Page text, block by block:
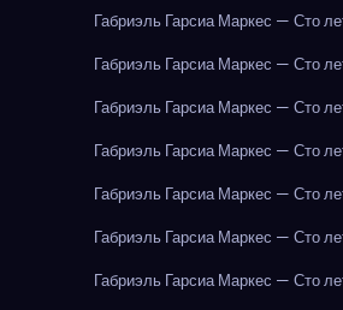
Габриэль Гарсиа Маркес — Сто
Габриэль Гарсиа Маркес — Сто
Габриэль Гарсиа Маркес — Сто
Габриэль Гарсиа Маркес — Сто
Габриэль Гарсиа Маркес — Сто
Габриэль Гарсиа Маркес — Сто
Габриэль Гарсиа Маркес — Сто